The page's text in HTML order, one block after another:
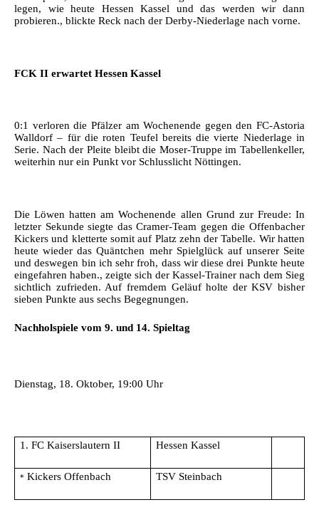
legen, wie heute Hessen Kassel und das werden wir dann
probieren., blickte Reck nach der Derby-Niederlage nach vorne.
FCK II erwartet Hessen Kassel
0:1 verloren die Pfälzer am Wochenende gegen den FC-Astoria
Walldorf – für die roten Teufel bereits die vierte Niederlage in
Serie. Nach der Pleite bleibt die Moser-Truppe im Tabellenkeller,
weiterhin nur ein Punkt vor Schlusslicht Nöttingen.
Die Löwen hatten am Wochenende allen Grund zur Freude: In
letzter Sekunde siegte das Cramer-Team gegen die Offenbacher
Kickers und kletterte somit auf Platz zehn der Tabelle. Wir hatten
heute wieder das Quäntchen mehr Spielglück auf unserer Seite
und deswegen bin ich sehr froh, dass wir diese drei Punkte heute
eingefahren haben., zeigte sich der Kassel-Trainer nach dem Sieg
sichtlich zufrieden. Auf fremdem Geläuf holte der KSV bisher
sieben Punkte aus sechs Begegnungen.
Nachholspiele vom 9. und 14. Spieltag
Dienstag, 18. Oktober, 19:00 Uhr
1. FC Kaiserslautern II Hessen Kassel
* Kickers Offenbach TSV Steinbach